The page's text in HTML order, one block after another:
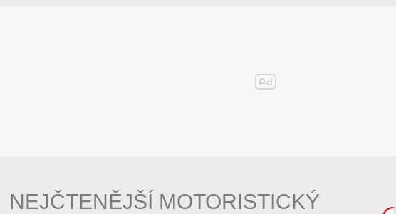
NEJČTENĚJŠÍ MOTORISTICKÝ